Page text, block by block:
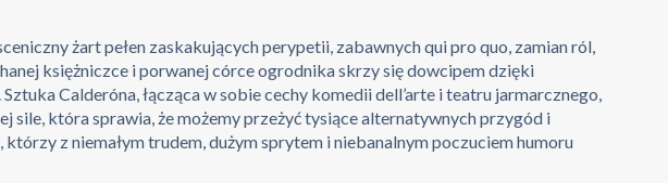
żart pełen zaskakujących perypetii, zabawnych qui pro quo, zamian ról,
księżniczce i porwanej córce ogrodnika skrzy się dowcipem dzięki
Calderóna, łącząca w sobie cechy komedii dell’arte i teatru jarmarcznego,
która sprawia, że możemy przeżyć tysiące alternatywnych przygód i
z niemałym trudem, dużym sprytem i niebanalnym poczuciem humoru